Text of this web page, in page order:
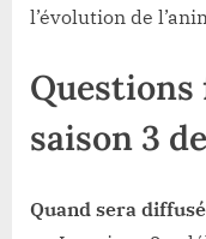
l’évolution de
saison 3
Quand sera